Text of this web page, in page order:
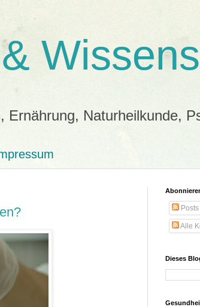
Naturheilkunde,
Posts
Alle
Dieses